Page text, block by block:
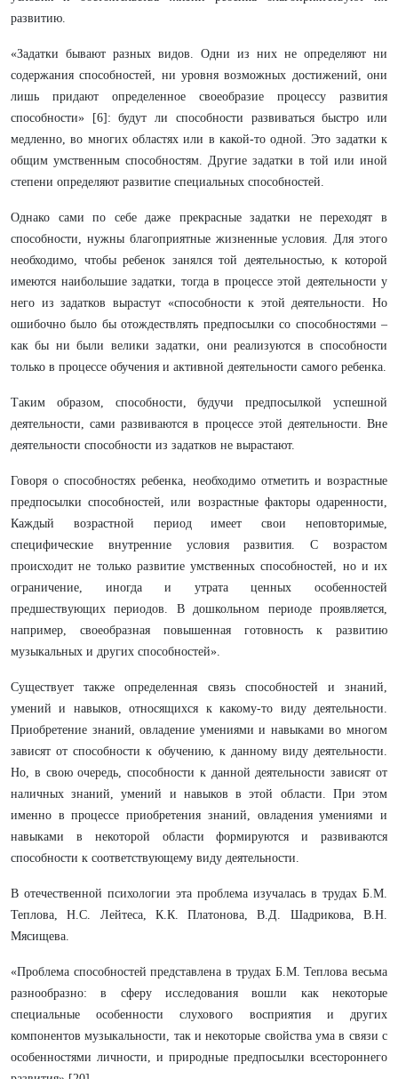
развитию.
«Задатки бывают разных видов. Одни из них не определяют ни
содержания способностей, ни уровня возможных достижений, они
лишь придают определенное своеобразие процессу развития
способности» [6]: будут ли способности развиваться быстро или
медленно, во многих областях или в какой-то одной. Это задатки к
общим умственным способностям. Другие задатки в той или иной
степени определяют развитие специальных способностей.
Однако сами по себе даже прекрасные задатки не переходят в
способности, нужны благоприятные жизненные условия. Для этого
необходимо, чтобы ребенок занялся той деятельностью, к которой
имеются наибольшие задатки, тогда в процессе этой деятельности у
него из задатков вырастут «способности к этой деятельности. Но
ошибочно было бы отождествлять предпосылки со способностями –
как бы ни были велики задатки, они реализуются в способности
только в процессе обучения и активной деятельности самого ребенка.
Таким образом, способности, будучи предпосылкой успешной
деятельности, сами развиваются в процессе этой деятельности. Вне
деятельности способности из задатков не вырастают.
Говоря о способностях ребенка, необходимо отметить и возрастные
предпосылки способностей, или возрастные факторы одаренности,
Каждый возрастной период имеет свои неповторимые,
специфические внутренние условия развития. С возрастом
происходит не только развитие умственных способностей, но и их
ограничение, иногда и утрата ценных особенностей
предшествующих периодов. В дошкольном периоде проявляется,
например, своеобразная повышенная готовность к развитию
музыкальных и других способностей».
Существует также определенная связь способностей и знаний,
умений и навыков, относящихся к какому-то виду деятельности.
Приобретение знаний, овладение умениями и навыками во многом
зависят от способности к обучению, к данному виду деятельности.
Но, в свою очередь, способности к данной деятельности зависят от
наличных знаний, умений и навыков в этой области. При этом
именно в процессе приобретения знаний, овладения умениями и
навыками в некоторой области формируются и развиваются
способности к соответствующему виду деятельности.
В отечественной психологии эта проблема изучалась в трудах Б.М.
Теплова, Н.С. Лейтеса, К.К. Платонова, В.Д. Шадрикова, В.Н.
Мясищева.
«Проблема способностей представлена в трудах Б.М. Теплова весьма
разнообразно: в сферу исследования вошли как некоторые
специальные особенности слухового восприятия и других
компонентов музыкальности, так и некоторые свойства ума в связи с
особенностями личности, и природные предпосылки всестороннего